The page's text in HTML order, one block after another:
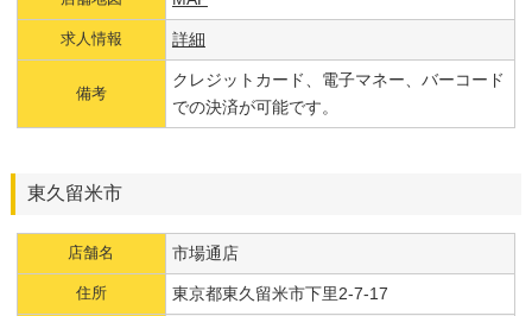
求人情報 詳細
備考
クレジットカード、電子マネー、バーコード
での決済が可能です。
東久留米市
店舗名 市場通店
住所 東京都東久留米市下里2-7-17